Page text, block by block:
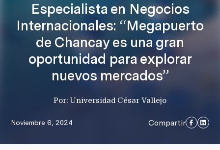
Especialista en Negocios
Internacionales: “Megapuerto
de Chancay es una gran
oportunidad para explorar
nuevos mercados”
Por: Universidad César Vallejo
Noviembre 6, 2024 Compartir